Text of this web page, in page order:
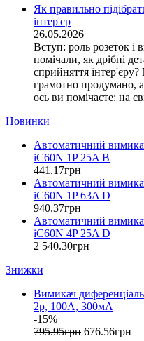
(3)
(4)
(4)
(1)
X(3)
Y (3)
(2)
(1)
(1)
(1)
(4)
(4)
"("(1)
(1)
(1)
DKC (Україна)
Dyness (Китай)
E.NEXT (Україна)
EAE Electric
Eastron (Китай)
Eaton (США)
ElectrO (Україна)
EON (Таїланд)
ETI (Словенія)
ETREL (Словенія)
Evrosvet (Україна)
Extherm (Німеччина)
F&F (Польща)
FRER (Італія)
FS (Україна)
Galkat (Україна)
GENERICA (Китай)
Gewiss (Італія)
Ginlong Solis (Китай)
Як правильно
інтер'єр
26.05.2026
Вступ: роль розеток і
помічали, як дрібні
сприйняття інтер'єру?
грамотно продумано,
ось ви помічаєте: на
Новинки
Автоматичний
iC60N 1P 25A B
441 .17грн
Автоматичний
iC60N 1P 63A D
940.37грн
Автоматичний
iC60N 4P 25A D
2 540.30грн
Знижки
Вимикач
2р, 100А, 300мА
-15%
795.95грн 676.56грн